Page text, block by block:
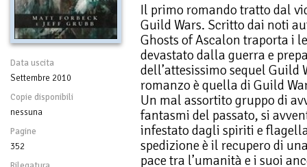
Data uscita
Settembre 2010
Copie disponibili
nessuna
Pagine
352
Il primo romando tratto dal
Guild Wars. Scritto dai noti
Ghosts of Ascalon traporta i
devastato dalla guerra e
dell’attesissimo sequel Guild
romanzo è quella di Guild
Un mal assortito gruppo di
fantasmi del passato, si
infestato dagli spiriti e
spedizione è il recupero di
pace tra l’umanità e i suoi